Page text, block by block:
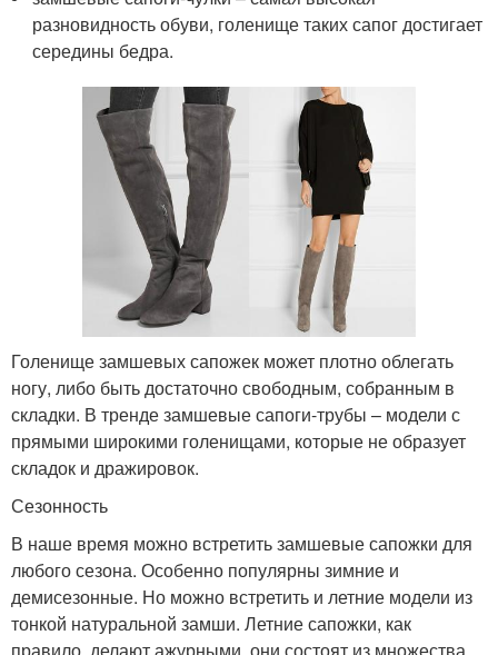
разновидность обуви, голенище таких сапог достигает
середины бедра.
Голенище замшевых сапожек может плотно облегать
ногу, либо быть достаточно свободным, собранным в
складки. В тренде замшевые сапоги-трубы – модели с
прямыми широкими голенищами, которые не образует
складок и дражировок.
Сезонность
В наше время можно встретить замшевые сапожки для
любого сезона. Особенно популярны зимние и
демисезонные. Но можно встретить и летние модели из
тонкой натуральной замши. Летние сапожки, как